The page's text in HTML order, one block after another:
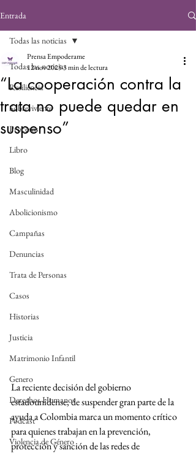
Entrada
Todas las noticias
Resiliencia
Sobreviviente
Procesos
Libro
Blog
Masculinidad
Abolicionismo
Campañas
Denuncias
Trata de Personas
Casos
Historias
Justicia
Matrimonio Infantil
Genero
Derechos Humanos
Podcast
Violencia de Género
Todas las noticias
“La cooperación contra la
trata no puede quedar en
suspenso”
Prensa Empoderame
12 nov 20253 min de lectura
La reciente decisión del gobierno
estadounidense, de suspender gran parte de la
ayuda a Colombia marca un momento crítico
para quienes trabajan en la prevención,
protección y sanción de las redes de